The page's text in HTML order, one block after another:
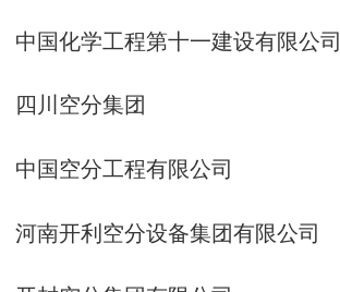
中国化学工程第十一建设有限公司
四川空分集团
中国空分工程有限公司
河南开利空分设备集团有限公司